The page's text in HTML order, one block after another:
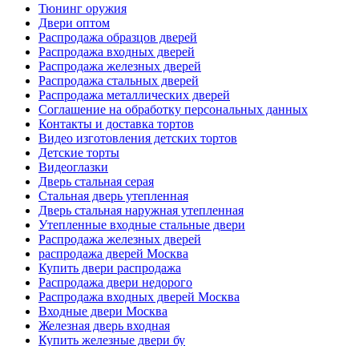
Тюнинг оружия
Двери оптом
Распродажа образцов дверей
Распродажа входных дверей
Распродажа железных дверей
Распродажа стальных дверей
Распродажа металлических дверей
Соглашение на обработку персональных данных
Контакты и доставка тортов
Видео изготовления детских тортов
Детские торты
Видеоглазки
Дверь стальная серая
Стальная дверь утепленная
Дверь стальная наружная утепленная
Утепленные входные стальные двери
Распродажа железных дверей
распродажа дверей Москва
Купить двери распродажа
Распродажа двери недорого
Распродажа входных дверей Москва
Входные двери Москва
Железная дверь входная
Купить железные двери бу